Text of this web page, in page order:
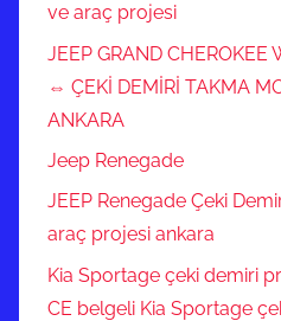
ve araç projesi
JEEP GRAND CHEROKEE
⇔ ÇEKİ DEMİRİ TAKMA
ANKARA
Jeep Renegade
JEEP Renegade Çeki
araç projesi ankara
Kia Sportage çeki demiri
CE belgeli Kia Sportage